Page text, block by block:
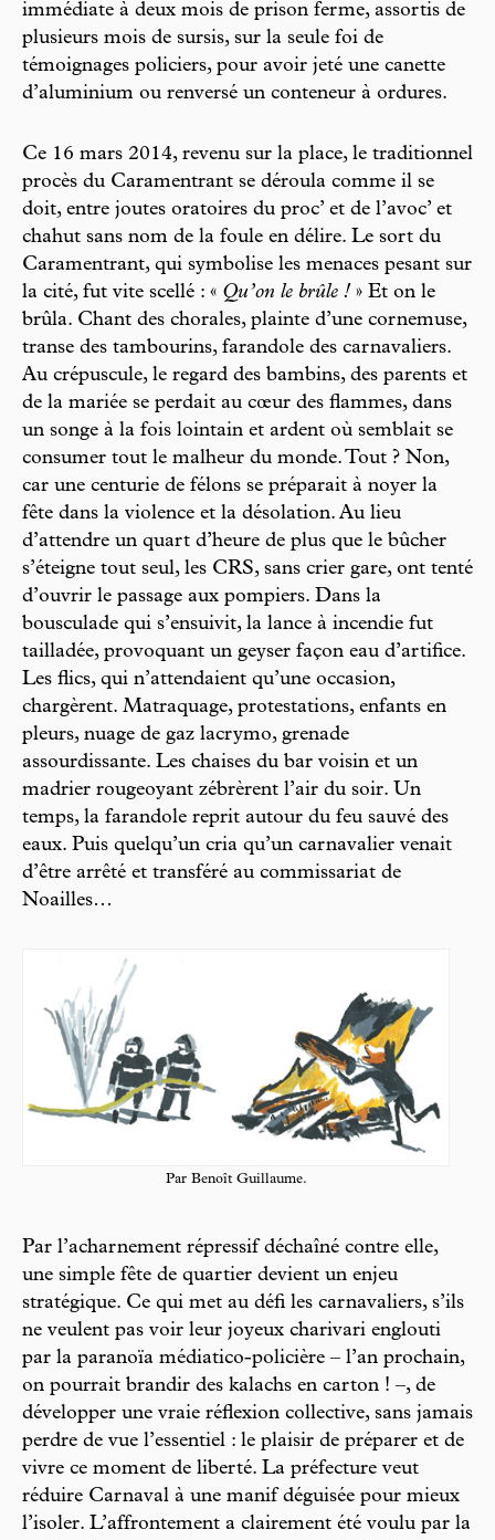
immédiate à deux mois de prison ferme, assortis de
plusieurs mois de sursis, sur la seule foi de
témoignages policiers, pour avoir jeté une canette
d’aluminium ou renversé un conteneur à ordures.
Ce 16 mars 2014, revenu sur la place, le traditionnel
procès du Caramentrant se déroula comme il se
doit, entre joutes oratoires du proc’ et de l’avoc’ et
chahut sans nom de la foule en délire. Le sort du
Caramentrant, qui symbolise les menaces pesant sur
la cité, fut vite scellé : « Qu’on le brûle ! » Et on le
brûla. Chant des chorales, plainte d’une cornemuse,
transe des tambourins, farandole des carnavaliers.
Au crépuscule, le regard des bambins, des parents et
de la mariée se perdait au cœur des flammes, dans
un songe à la fois lointain et ardent où semblait se
consumer tout le malheur du monde. Tout ? Non,
car une centurie de félons se préparait à noyer la
fête dans la violence et la désolation. Au lieu
d’attendre un quart d’heure de plus que le bûcher
s’éteigne tout seul, les CRS, sans crier gare, ont tenté
d’ouvrir le passage aux pompiers. Dans la
bousculade qui s’ensuivit, la lance à incendie fut
tailladée, provoquant un geyser façon eau d’artifice.
Les flics, qui n’attendaient qu’une occasion,
chargèrent. Matraquage, protestations, enfants en
pleurs, nuage de gaz lacrymo, grenade
assourdissante. Les chaises du bar voisin et un
madrier rougeoyant zébrèrent l’air du soir. Un
temps, la farandole reprit autour du feu sauvé des
eaux. Puis quelqu’un cria qu’un carnavalier venait
d’être arrêté et transféré au commissariat de
Noailles…
Par Benoît Guillaume.
Par l’acharnement répressif déchaîné contre elle,
une simple fête de quartier devient un enjeu
stratégique. Ce qui met au défi les carnavaliers, s’ils
ne veulent pas voir leur joyeux charivari englouti
par la paranoïa médiatico-policière – l’an prochain,
on pourrait brandir des kalachs en carton ! –, de
développer une vraie réflexion collective, sans jamais
perdre de vue l’essentiel : le plaisir de préparer et de
vivre ce moment de liberté. La préfecture veut
réduire Carnaval à une manif déguisée pour mieux
l’isoler. L’affrontement a clairement été voulu par la